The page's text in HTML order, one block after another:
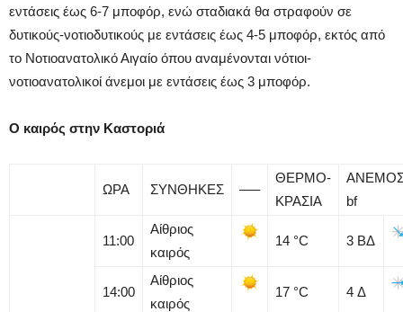
εντάσεις έως 6-7 μποφόρ, ενώ σταδιακά θα στραφούν σε
δυτικούς-νοτιοδυτικούς με εντάσεις έως 4-5 μποφόρ, εκτός από
το Νοτιοανατολικό Αιγαίο όπου αναμένονται νότιοι-
νοτιοανατολικοί άνεμοι με εντάσεις έως 3 μποφόρ.
Ο καιρός στην Καστοριά
ΩΡΑ ΣΥΝΘΗΚΕΣ —–
ΘΕΡΜΟ-
ΚΡΑΣΙΑ
bf
11:00
Αίθριος
καιρός
14 °C 3 ΒΔ
14:00
Αίθριος
καιρός
17 °C 4 Δ